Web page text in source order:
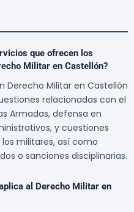
que ofrecen los
Militar en Castellón?
Derecho Militar en Castellón
relacionadas con el
Armadas, defensa en
y cuestiones
militares, así como
o sanciones disciplinarias.
al Derecho Militar en